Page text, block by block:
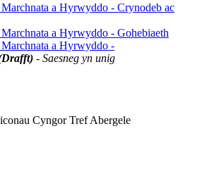
a Hyrwyddo - Crynodeb ac
a Hyrwyddo - Gohebiaeth
a Hyrwyddo -
- Saesneg yn unig